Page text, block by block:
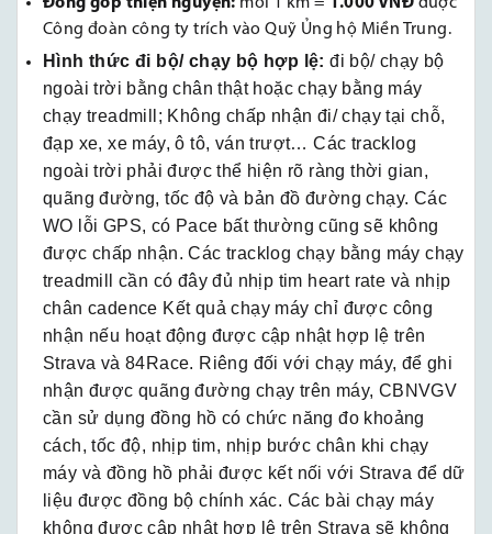
Công đoàn công ty trích vào Quỹ Ủng hộ Miền Trung.
Hình thức đi bộ/ chạy bộ hợp lệ:đi bộ/ chạy bộ
ngoài trời bằng chân thật hoặc chạy bằng máy
chạy treadmill; Không chấp nhận đi/ chạy tại chỗ,
đạp xe, xe máy, ô tô, ván trượt… Các tracklog
ngoài trời phải được thể hiện rõ ràng thời gian,
quãng đường, tốc độ và bản đồ đường chạy. Các
WO lỗi GPS, có Pace bất thường cũng sẽ không
được chấp nhận. Các tracklog chạy bằng máy chạy
treadmill cần có đây đủ nhịp tim heart rate và nhịp
chân cadence Kết quả chạy máy chỉ được công
nhận nếu hoạt động được cập nhật hợp lệ trên
Strava và 84Race. Riêng đối với chạy máy, để ghi
nhận được quãng đường chạy trên máy, CBNVGV
cần sử dụng đồng hồ có chức năng đo khoảng
cách, tốc độ, nhịp tim, nhịp bước chân khi chạy
máy và đồng hồ phải được kết nối với Strava để dữ
liệu được đồng bộ chính xác. Các bài chạy máy
không được cập nhật hợp lệ trên Strava sẽ không